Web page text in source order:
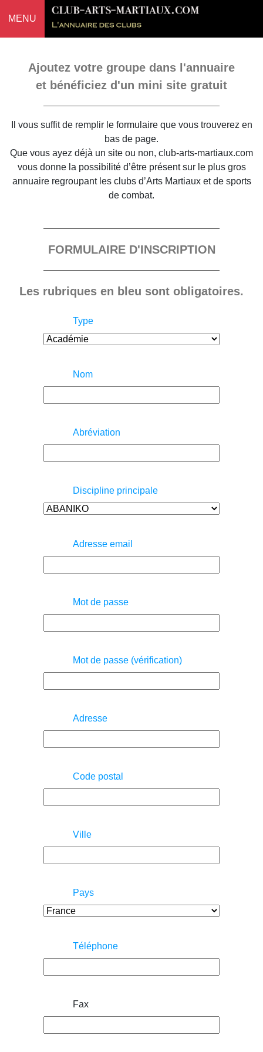
MENU
Ajoutez votre groupe dans l'annuaire
et bénéficiez d'un mini site gratuit
Il vous suffit de remplir le formulaire que vous trouverez en
bas de page.
Que vous ayez déjà un site ou non, club-arts-martiaux.com
vous donne la possibilité d’être présent sur le plus gros
annuaire regroupant les clubs d’Arts Martiaux et de sports
de combat.
FORMULAIRE D'INSCRIPTION
Les rubriques en bleu sont obligatoires.
Type
Nom
Abréviation
Discipline principale
Adresse email
Mot de passe
Mot de passe (vérification)
Adresse
Code postal
Ville
Pays
Téléphone
Fax